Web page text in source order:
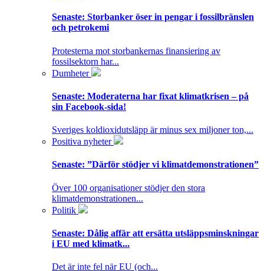
Senaste: Storbanker öser in pengar i fossilbränslen
och petrokemi
Protesterna mot storbankernas finansiering av
fossilsektorn har...
Dumheter
Senaste: Moderaterna har fixat klimatkrisen – på
sin Facebook-sida!
Sveriges koldioxidutsläpp är minus sex miljoner ton,...
Positiva nyheter
Senaste: ”Därför stödjer vi klimatdemonstrationen”
Över 100 organisationer stödjer den stora
klimatdemonstrationen...
Politik
Senaste: Dålig affär att ersätta utsläppsminskningar
i EU med klimatk...
Det är inte fel när EU (och...